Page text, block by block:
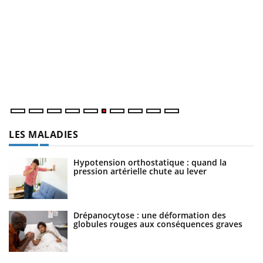
LES MALADIES
Hypotension orthostatique : quand la
pression artérielle chute au lever
Drépanocytose : une déformation des
globules rouges aux conséquences graves